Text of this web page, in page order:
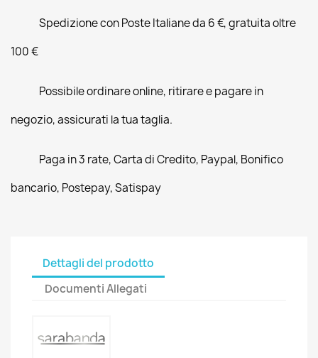
Spedizione con Poste Italiane da 6 €, gratuita oltre
100 €
Possibile ordinare online, ritirare e pagare in
negozio, assicurati la tua taglia.
Paga in 3 rate, Carta di Credito, Paypal, Bonifico
bancario, Postepay, Satispay
Dettagli del prodotto
Documenti Allegati